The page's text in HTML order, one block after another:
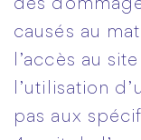
des
causés au
l’accès au
l’utilisation
pas aux